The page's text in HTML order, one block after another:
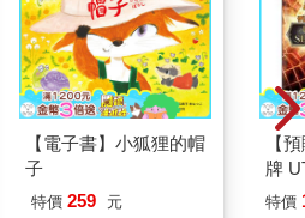
藝術的翹楚。美國第一批偉大的小
）曾回憶：「艾略特博士的傾
非常積極聆聽。他會正襟危坐，上
放在大腿上動也不動，除了兩隻大
此轉圈。
地望向對方眼裡，就好比雙眼也在
【電子書】小狐狸的帽
子
特價 259 元
【
牌
特價